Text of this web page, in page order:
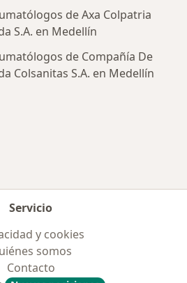
de Axa Colpatria
S.A. en Medellín
de Compañía De
Colsanitas S.A. en Medellín
Servicio
y cookies
somos
Contacto